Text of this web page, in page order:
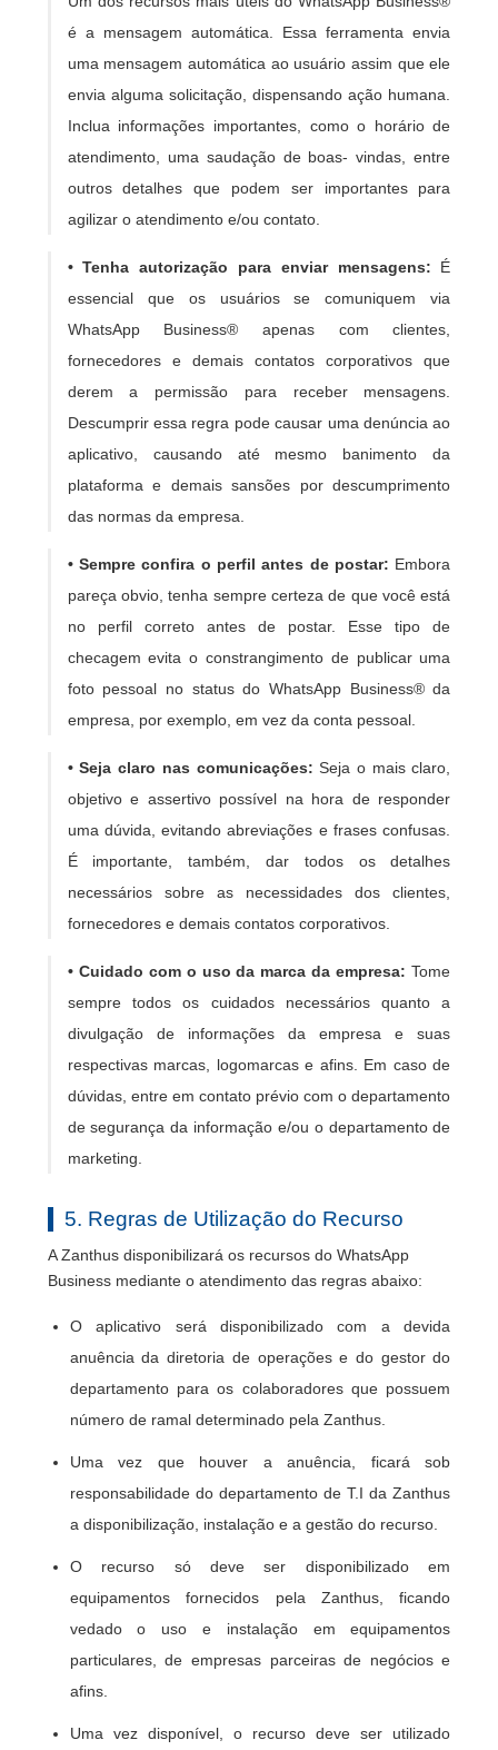
é a mensagem automática. Essa ferramenta envia
uma mensagem automática ao usuário assim que ele
envia alguma solicitação, dispensando ação humana.
Inclua informações importantes, como o horário de
atendimento, uma saudação de boas- vindas, entre
outros detalhes que podem ser importantes para
agilizar o atendimento e/ou contato.
• Tenha autorização para enviar mensagens: É
essencial que os usuários se comuniquem via
WhatsApp Business® apenas com clientes,
fornecedores e demais contatos corporativos que
derem a permissão para receber mensagens.
Descumprir essa regra pode causar uma denúncia ao
aplicativo, causando até mesmo banimento da
plataforma e demais sansões por descumprimento
das normas da empresa.
• Sempre confira o perfil antes de postar: Embora
pareça obvio, tenha sempre certeza de que você está
no perfil correto antes de postar. Esse tipo de
checagem evita o constrangimento de publicar uma
foto pessoal no status do WhatsApp Business® da
empresa, por exemplo, em vez da conta pessoal.
• Seja claro nas comunicações: Seja o mais claro,
objetivo e assertivo possível na hora de responder
uma dúvida, evitando abreviações e frases confusas.
É importante, também, dar todos os detalhes
necessários sobre as necessidades dos clientes,
fornecedores e demais contatos corporativos.
• Cuidado com o uso da marca da empresa: Tome
sempre todos os cuidados necessários quanto a
divulgação de informações da empresa e suas
respectivas marcas, logomarcas e afins. Em caso de
dúvidas, entre em contato prévio com o departamento
de segurança da informação e/ou o departamento de
marketing.
5. Regras de Utilização do Recurso
A Zanthus disponibilizará os recursos do WhatsApp
Business mediante o atendimento das regras abaixo:
O aplicativo será disponibilizado com a devida
anuência da diretoria de operações e do gestor do
departamento para os colaboradores que possuem
número de ramal determinado pela Zanthus.
Uma vez que houver a anuência, ficará sob
responsabilidade do departamento de T.I da Zanthus
a disponibilização, instalação e a gestão do recurso.
O recurso só deve ser disponibilizado em
equipamentos fornecidos pela Zanthus, ficando
vedado o uso e instalação em equipamentos
particulares, de empresas parceiras de negócios e
afins.
Uma vez disponível, o recurso deve ser utilizado